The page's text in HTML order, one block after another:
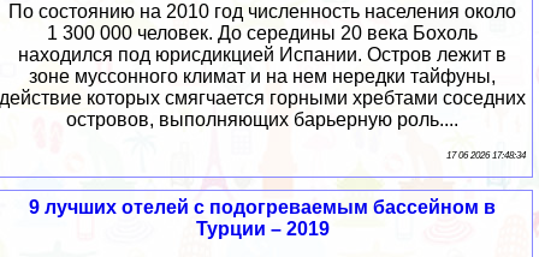
По состоянию на 2010 год численность населения около
1 300 000 человек. До середины 20 века Бохоль
находился под юрисдикцией Испании. Остров лежит в
зоне муссонного климат и на нем нередки тайфуны,
действие которых смягчается горными хребтами соседних
островов, выполняющих барьерную роль....
17 06 2026 17:48:34
9 лучших отелей с подогреваемым бассейном в
Турции – 2019